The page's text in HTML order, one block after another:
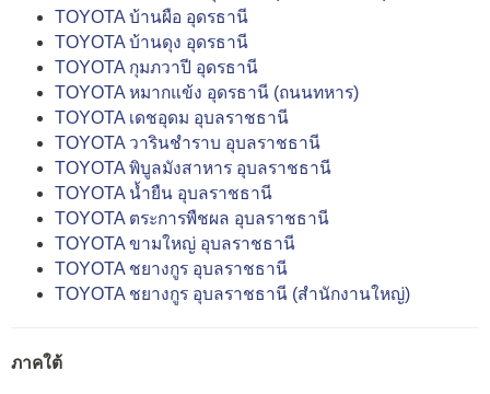
TOYOTA บ้านผือ อุดรธานี
TOYOTA บ้านดุง อุดรธานี
TOYOTA กุมภวาปี อุดรธานี
TOYOTA หมากแข้ง อุดรธานี (ถนนทหาร)
TOYOTA เดชอุดม อุบลราชธานี
TOYOTA วารินชำราบ อุบลราชธานี
TOYOTA พิบูลมังสาหาร อุบลราชธานี
TOYOTA น้ำยืน อุบลราชธานี
TOYOTA ตระการพืชผล อุบลราชธานี
TOYOTA ขามใหญ่ อุบลราชธานี
TOYOTA ชยางกูร อุบลราชธานี
TOYOTA ชยางกูร อุบลราชธานี (สำนักงานใหญ่)
ภาคใต้